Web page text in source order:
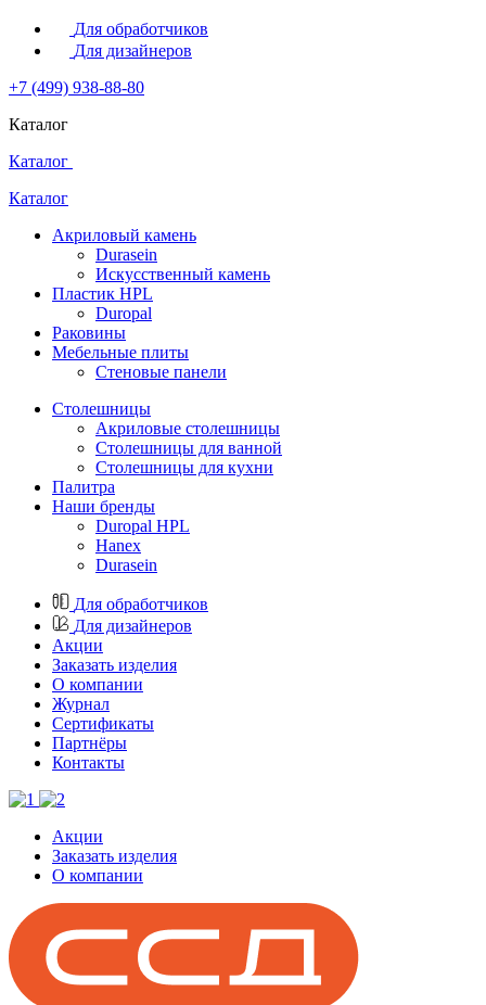
Для обработчиков
Для дизайнеров
+7 (499) 938-88-80
Каталог
Каталог
Каталог
Акриловый камень
Durasein
Искусственный камень
Пластик HPL
Duropal
Раковины
Мебельные плиты
Стеновые панели
Столешницы
Акриловые столешницы
Столешницы для ванной
Столешницы для кухни
Палитра
Наши бренды
Duropal HPL
Hanex
Durasein
Для обработчиков
Для дизайнеров
Акции
Заказать изделия
О компании
Журнал
Cертификаты
Партнёры
Контакты
Акции
Заказать изделия
О компании